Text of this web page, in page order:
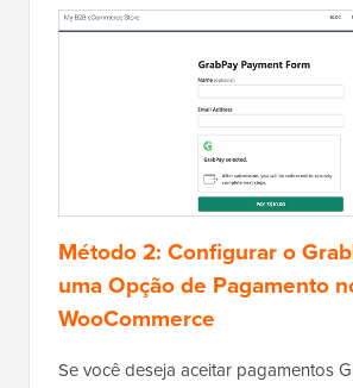
Método 2: Configurar o
uma Opção de Pagamento
WooCommerce
Se você deseja aceitar pagamentos